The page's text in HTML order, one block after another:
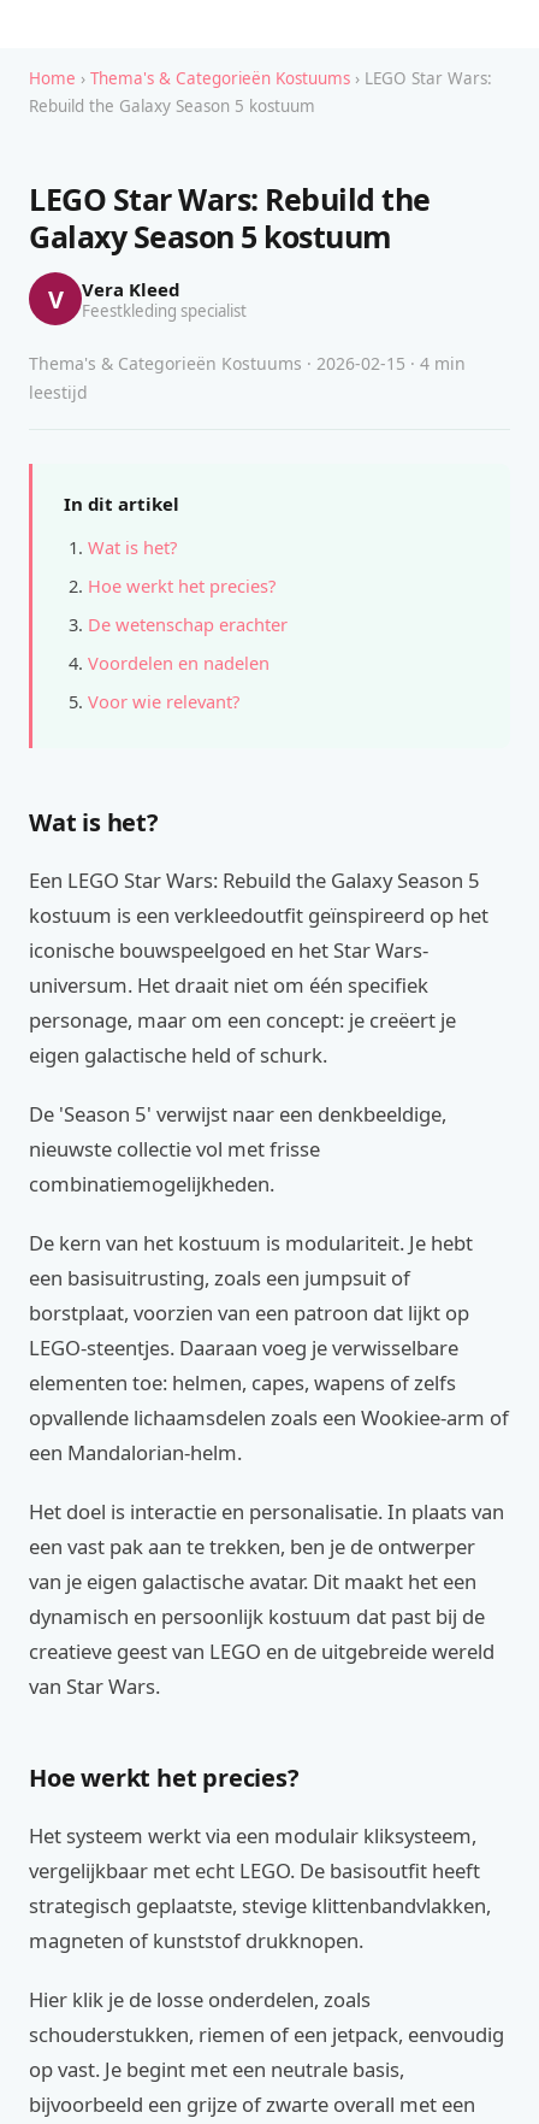
Home › Thema's & Categorieën Kostuums › LEGO Star Wars:
Rebuild the Galaxy Season 5 kostuum
LEGO Star Wars: Rebuild the
Galaxy Season 5 kostuum
V Vera Kleed
Feestkleding specialist
Thema's & Categorieën Kostuums · 2026-02-15 · 4 min
leestijd
In dit artikel
Wat is het?
Hoe werkt het precies?
De wetenschap erachter
Voordelen en nadelen
Voor wie relevant?
Wat is het?
Een LEGO Star Wars: Rebuild the Galaxy Season 5
kostuum is een verkleedoutfit geïnspireerd op het
iconische bouwspeelgoed en het Star Wars-
universum. Het draait niet om één specifiek
personage, maar om een concept: je creëert je
eigen galactische held of schurk.
De 'Season 5' verwijst naar een denkbeeldige,
nieuwste collectie vol met frisse
combinatiemogelijkheden.
De kern van het kostuum is modulariteit. Je hebt
een basisuitrusting, zoals een jumpsuit of
borstplaat, voorzien van een patroon dat lijkt op
LEGO-steentjes. Daaraan voeg je verwisselbare
elementen toe: helmen, capes, wapens of zelfs
opvallende lichaamsdelen zoals een Wookiee-arm of
een Mandalorian-helm.
Het doel is interactie en personalisatie. In plaats van
een vast pak aan te trekken, ben je de ontwerper
van je eigen galactische avatar. Dit maakt het een
dynamisch en persoonlijk kostuum dat past bij de
creatieve geest van LEGO en de uitgebreide wereld
van Star Wars.
Hoe werkt het precies?
Het systeem werkt via een modulair kliksysteem,
vergelijkbaar met echt LEGO. De basisoutfit heeft
strategisch geplaatste, stevige klittenbandvlakken,
magneten of kunststof drukknopen.
Hier klik je de losse onderdelen, zoals
schouderstukken, riemen of een jetpack, eenvoudig
op vast. Je begint met een neutrale basis,
bijvoorbeeld een grijze of zwarte overall met een